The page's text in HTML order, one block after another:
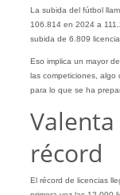
La subida del fútbol
106.814 en 2024 a
subida de 6.809
Eso implica un mayor
las competiciones,
para lo que se ha
récord
El récord de licencias